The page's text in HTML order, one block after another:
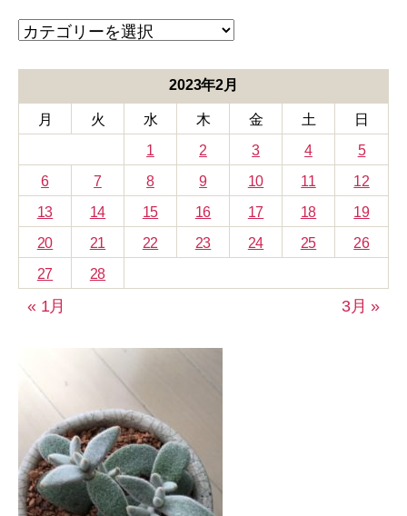
カ
テ
ー
2023年2月
月 火 水 木 金 土
日
1
2 3 4
5
6
7 8 9 10 11
12
13
14 15 16 17 18
19
20
21 22 23 24 25
26
27
28
« 1月 3月 »